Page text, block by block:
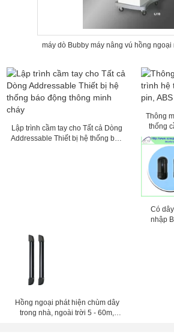
máy dò Bubby máy nâng vú hồng
Lập trình cầm tay cho Tất cả Dòng
Addressable Thiết bị hệ thống báo
Thông
thống
Có
nhập
Hồng ngoại phát hiện chùm dây
trong nhà, ngoài trời 5 - 60m,